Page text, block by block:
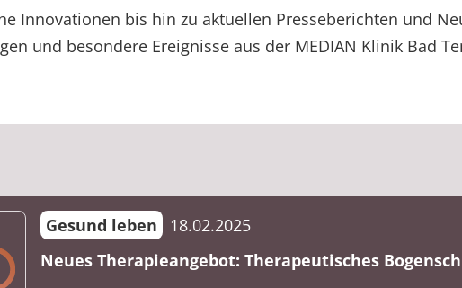
Innovationen bis hin zu aktuellen Presseberichten und
und besondere Ereignisse aus der MEDIAN Klinik Bad
Gesund leben
18.02.2025
Neues Therapieangebot: Therapeutisches